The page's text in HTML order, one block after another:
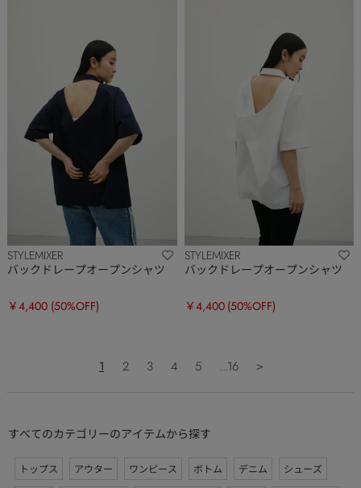
STYLEMIXER
バックドレープオープンシャツ
￥4,400 (50%OFF)
STYLEMIXER
バックドレープオープンシャツ
￥4,400 (50%OFF)
1 2 3 4 5 ...16 ＞
すべてのカテゴリーのアイテムから探す
トップス アウター ワンピース ボトム デニム
シューズ